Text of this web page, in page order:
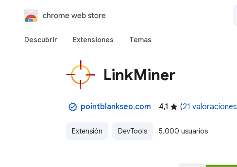
chrome web store
Descubrir Extensiones Temas
LinkMiner
pointblankseo.com 4,1 (21 valoraciones
Extensión DevTools 5.000 usuarios